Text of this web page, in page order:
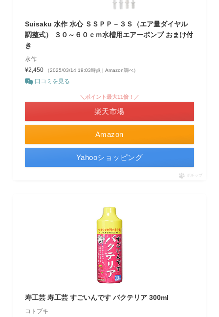
Suisaku 水作 水心 ＳＳＰＰ－３Ｓ（エア量ダイヤル
調整式） ３０～６０ｃｍ水槽用エアーポンプ おまけ付
き
水作
¥2,450
（2025/03/14 19:03時点 | Amazon調べ）
口コミを見る
Amazon
＼ポイント最大11倍！／
楽天市場
Yahooショッピング
ポチップ
寿工芸 寿工芸 すごいんです バクテリア 300ml
コトブキ